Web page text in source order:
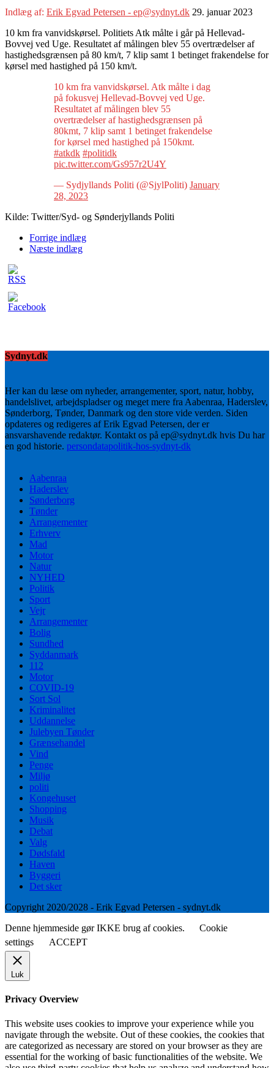
Indlæg af: Erik Egvad Petersen - ep@sydnyt.dk 29. januar 2023
10 km fra vanvidskørsel. Politiets Atk målte i går på Hellevad-
Bovvej ved Uge. Resultatet af målingen blev 55 overtrædelser af
hastighedsgrænsen på 80 km/t, 7 klip samt 1 betinget frakendelse for
kørsel med hastighed på 150 km/t.
10 km fra vanvidskørsel. Atk målte i dag
på fokusvej Hellevad-Bovvej ved Uge.
Resultatet af målingen blev 55
overtrædelser af hastighedsgrænsen på
80kmt, 7 klip samt 1 betinget frakendelse
for kørsel med hastighed på 150kmt.
#atkdk #politidk
pic.twitter.com/Gs957r2U4Y
— Sydjyllands Politi (@SjylPoliti) January
28, 2023
Kilde: Twitter/Syd- og Sønderjyllands Politi
Forrige indlæg
Næste indlæg
Sydnyt.dk
Her kan du læse om nyheder, arrangementer, sport, natur, hobby,
handelslivet, arbejdspladser og meget mere fra Aabenraa, Haderslev,
Sønderborg, Tønder, Danmark og den store vide verden. Siden
opdateres og redigeres af Erik Egvad Petersen, der er
ansvarshavende redaktør. Kontakt os på ep@sydnyt.dk hvis Du har
en god historie. persondatapolitik-hos-sydnyt-dk
Aabenraa
Haderslev
Sønderborg
Tønder
Arrangementer
Erhverv
Mad
Motor
Natur
NYHED
Politik
Sport
Vejr
Arrangementer
Bolig
Sundhed
Syddanmark
112
Motor
COVID-19
Sort Sol
Kriminalitet
Uddannelse
Julebyen Tønder
Grænsehandel
Vind
Penge
Miljø
politi
Kongehuset
Shopping
Musik
Debat
Valg
Dødsfald
Haven
Byggeri
Det sker
Copyright 2020/2028 - Erik Egvad Petersen - sydnyt.dk
Denne hjemmeside gør IKKE brug af cookies.
Cookie
settings
ACCEPT
Luk
Privacy Overview
This website uses cookies to improve your experience while you
navigate through the website. Out of these cookies, the cookies that
are categorized as necessary are stored on your browser as they are
essential for the working of basic functionalities of the website. We